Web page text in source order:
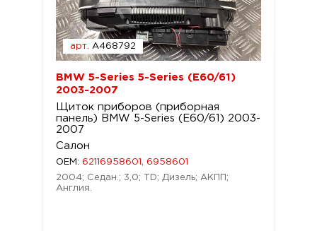
арт. A468792
BMW 5-Series 5-Series (E60/61)
2003-2007
Щиток приборов (приборная
панель) BMW 5-Series (E60/61) 2003-
2007
Салон
OEM: 62116958601, 6958601
2004; Седан.; 3,0; TD; Дизель; АКПП;
Англия.